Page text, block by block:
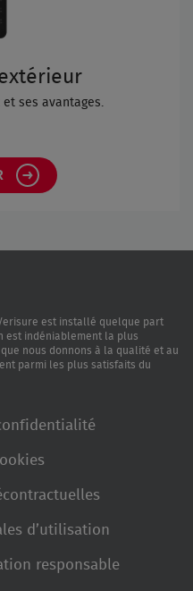
ses avantages.
est installé quelque part
est indéniablement la plus
nous donnons à la qualité et au
parmi les plus satisfaits du
d’utilisation
responsable